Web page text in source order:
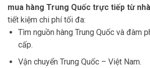
mua hàng Trung Quốc trực tiếp từ
tiết kiệm chi phí tối đa:
Tìm nguồn hàng Trung Quốc và đàm
cấp.
Vận chuyển Trung Quốc – Việt Nam.